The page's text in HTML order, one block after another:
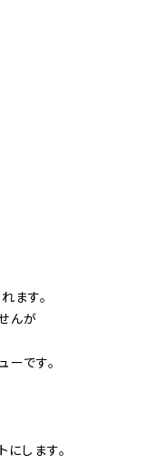
ます。
んが
です。
します。